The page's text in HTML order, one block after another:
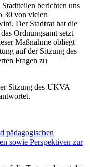
berichten uns
30 von vielen
Der Stadtrat hat die
Ordnungsamt setzt
Maßnahme obliegt
auf der Sitzung des
Fragen zu
Sitzung des UKVA
pädagogischen
sowie Perspektiven zur